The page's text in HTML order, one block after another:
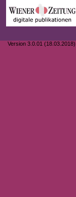
Version 3.0.01 (18.03.2018)